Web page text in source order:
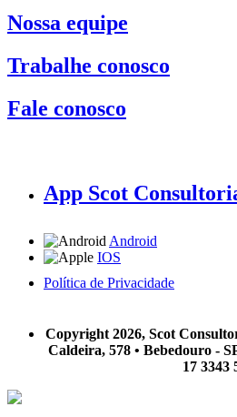
Nossa equipe
Trabalhe conosco
Fale conosco
App Scot
Android
IOS
Política de Privacidade
Copyright 2026, Scot
Caldeira, 578 • Bebedouro -
17 3343